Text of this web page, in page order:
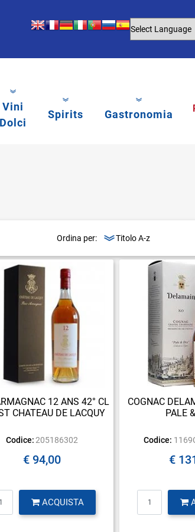
Vini
Dolci
Spirits Gastronomia
Ordina per:
12 ANS 42° CL
CHATEAU DE LACQUY
Codice: 205186302
€ 94,00
ACQUISTA
COGNAC
PALE
Codice:
€